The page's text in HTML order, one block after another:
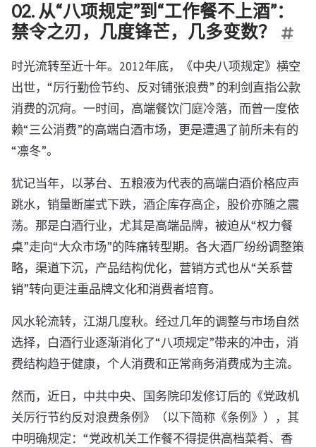
02. 从“八项规定”到“工作餐不上酒”：
禁令之刃，几度锋芒，几多变数？
时光流转至近十年。2012年底，《中央八项规定》横空
出世，“厉行勤俭节约、反对铺张浪费” 的利剑直指公款
消费的沉疴。一时间，高端餐饮门庭冷落，而曾一度依
赖“三公消费”的高端白酒市场，更是遭遇了前所未有的
“凛冬”。
犹记当年，以茅台、五粮液为代表的高端白酒价格应声
跳水，销量断崖式下跌，酒企库存高企，股价亦随之震
荡。那是白酒行业，尤其是高端品牌，被迫从“权力餐
桌”走向“大众市场”的阵痛转型期。各大酒厂纷纷调整策
略，渠道下沉，产品结构优化，营销方式也从“关系营
销”转向更注重品牌文化和消费者培育。
风水轮流转，江湖几度秋。经过几年的调整与市场自然
选择，白酒行业逐渐消化了“八项规定”带来的冲击，消
费结构趋于健康，个人消费和正常商务消费成为主流。
然而，近日，中共中央、国务院印发修订后的《党政机
关厉行节约反对浪费条例》（以下简称《条例》），其
中明确规定：“党政机关工作餐不得提供高档菜肴、香